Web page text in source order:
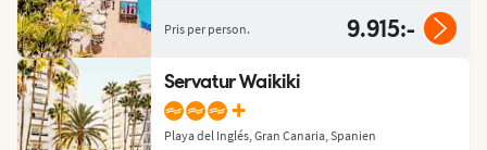
Pris per person. 9.915:-
Servatur Waikiki
+
Playa del Inglés, Gran Canaria, Spanien